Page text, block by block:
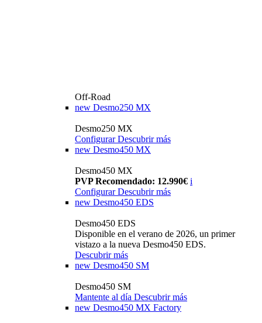
Off-Road
new Desmo250 MX
Desmo250 MX
Configurar Descubrir más
new Desmo450 MX
Desmo450 MX
PVP Recomendado: 12.990€ i
Configurar Descubrir más
new Desmo450 EDS
Desmo450 EDS
Disponible en el verano de 2026, un primer
vistazo a la nueva Desmo450 EDS.
Descubrir más
new Desmo450 SM
Desmo450 SM
Mantente al día Descubrir más
new Desmo450 MX Factory